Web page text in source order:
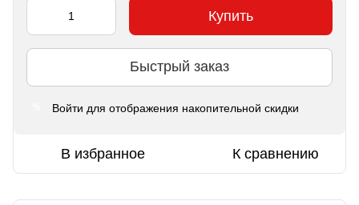
Купить
Быстрый заказ
Войти для отображения накопительной скидки
В избранное К сравнению